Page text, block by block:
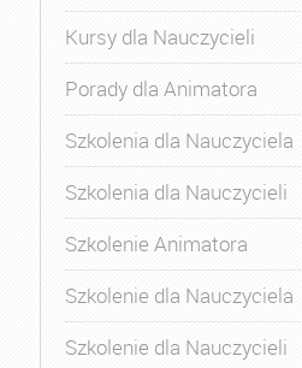
Kursy dla Nauczycieli
Porady dla Animatora
Szkolenia dla Nauczyciela
Szkolenia dla Nauczycieli
Szkolenie Animatora
Szkolenie dla Nauczyciela
Szkolenie dla Nauczycieli